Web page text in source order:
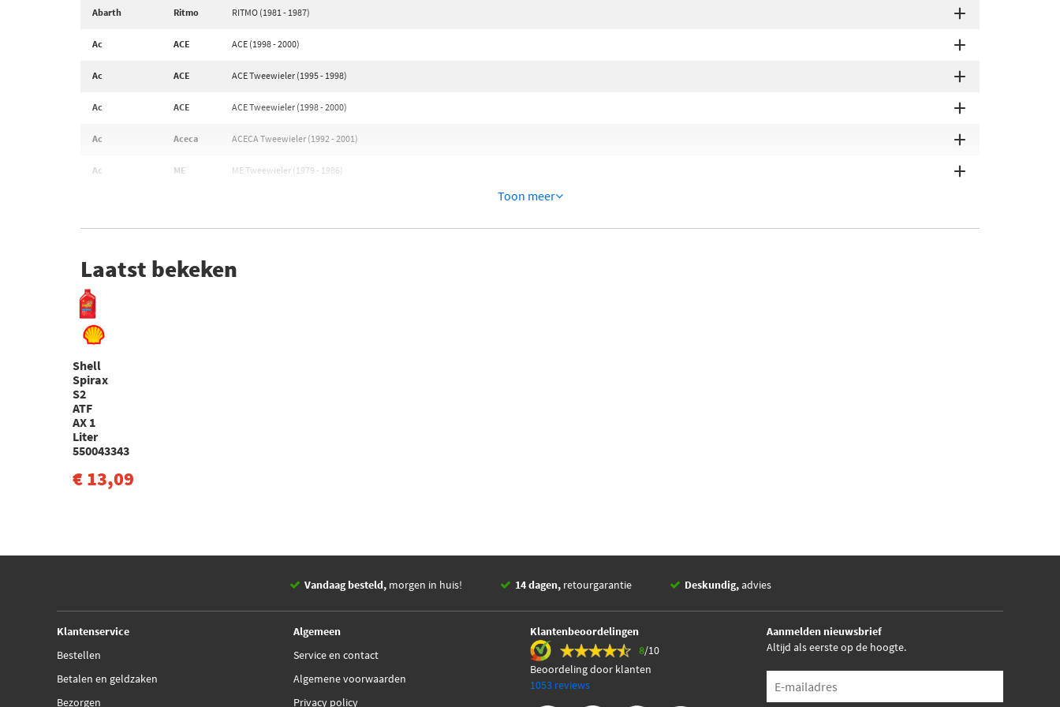
Abarth Ritmo RITMO (1981 - 1987)
Ac ACE ACE (1998 - 2000)
Ac ACE ACE Tweewieler (1995 - 1998)
Ac ACE ACE Tweewieler (1998 - 2000)
Ac Aceca ACECA Tweewieler (1992 - 2001)
Ac ME ME Tweewieler (1979 - 1986)
Toon meer
Laatst bekeken
Shell
Spirax
S2
ATF
AX 1
Liter
550043343
€ 13,09
Vandaag besteld, morgen in huis! 14 dagen, retourgarantie Deskundig,advies
Klantenservice
Bestellen
Betalen en geldzaken
Bezorgen
Algemeen
Service en contact
Algemene voorwaarden
Privacy policy
Klantenbeoordelingen
8/10
Beoordeling door klanten
1053 reviews
Aanmelden nieuwsbrief
Altijd als eerste op de hoogte.